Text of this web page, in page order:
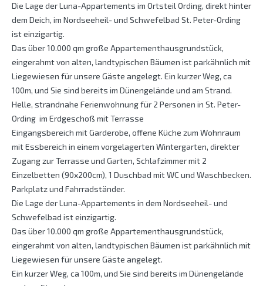
Die Lage der Luna-Appartements im Ortsteil Ording, direkt hinter
dem Deich, im Nordseeheil- und Schwefelbad St. Peter-Ording
ist einzigartig.
Das über 10.000 qm große Appartementhausgrundstück,
eingerahmt von alten, landtypischen Bäumen ist parkähnlich mit
Liegewiesen für unsere Gäste angelegt. Ein kurzer Weg, ca
100m, und Sie sind bereits im Dünengelände und am Strand.
Helle, strandnahe Ferienwohnung für 2 Personen in St. Peter-
Ording im Erdgeschoß mit Terrasse
Eingangsbereich mit Garderobe, offene Küche zum Wohnraum
mit Essbereich in einem vorgelagerten Wintergarten, direkter
Zugang zur Terrasse und Garten, Schlafzimmer mit 2
Einzelbetten (90x200cm), 1 Duschbad mit WC und Waschbecken.
Parkplatz und Fahrradständer.
Die Lage der Luna-Appartements in dem Nordseeheil- und
Schwefelbad ist einzigartig.
Das über 10.000 qm große Appartementhausgrundstück,
eingerahmt von alten, landtypischen Bäumen ist parkähnlich mit
Liegewiesen für unsere Gäste angelegt.
Ein kurzer Weg, ca 100m, und Sie sind bereits im Dünengelände